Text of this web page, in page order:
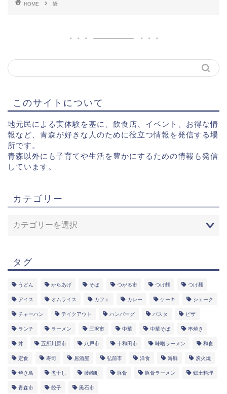
HOME 鰻
このサイトについて
地元民による実体験を基に、飲食店、イベント、お得な情
報など、青森が好きな人のために役立つ情報を発信する場
所です。
青森以外にも子育てや生活を豊かにするための情報も発信
しています。
カテゴリー
タグ
うどん からあげ そば つがる市 つけ麵 つけ麺
アイス オムライス カフェ カレー ケーキ シェーク
チャーハン テイクアウト ハンバーグ パスタ ピザ
ランチ ラーメン 三沢市 中華 中華そば 串焼き
丼 五所川原市 八戸市 十和田市 味噌ラーメン 和食
定食 寿司 居酒屋 弘前市 洋食 海鮮 炭火焼
焼き鳥 煮干し 藤崎町 豚骨 豚骨ラーメン 郷土料理
青森市 餃子 黒石市